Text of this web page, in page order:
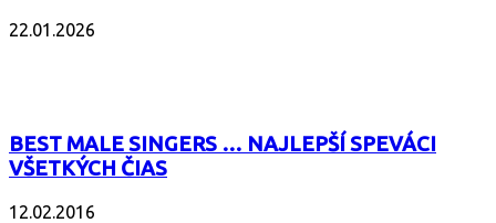
22.01.2026
BEST MALE SINGERS … NAJLEPŠÍ SPEVÁCI
VŠETKÝCH ČIAS
12.02.2016